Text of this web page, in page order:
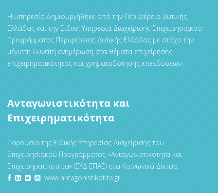
Η υπηρεσία δημιουργήθηκε από την Περιφέρεια Δυτικής
Ελλάδας και την Ειδική Υπηρεσία Διαχείρισης Επιχειρησιακού
Προγράμματος Περιφέρειας Δυτικής Ελλάδας με στόχο την
μέγιστη δυνατή ενημέρωση στα θέματα επιχείρησης,
επιχειρηματικότητας και χρηματοδότησης επενδύσεων.
Ανταγωνιστικότητα και
Επιχειρηματικότητα
Παρουσία της Ειδικής Υπηρεσίας Διαχείρισης του
Επιχειρησιακού Προγράμματος «Ανταγωνιστικότητα και
Επιχειρηματικότητα» (ΕΥΔ ΕΠΑΕ) στα Κοινωνικά Δίκτυα
www.antagonistikotita.gr